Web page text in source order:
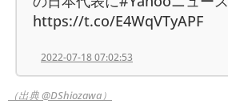
https://t.co/E4WqVTyAPF
2022-07-18 07:02:53
（出典 @DShiozawa）